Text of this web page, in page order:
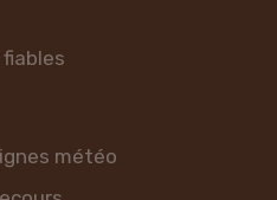
météo